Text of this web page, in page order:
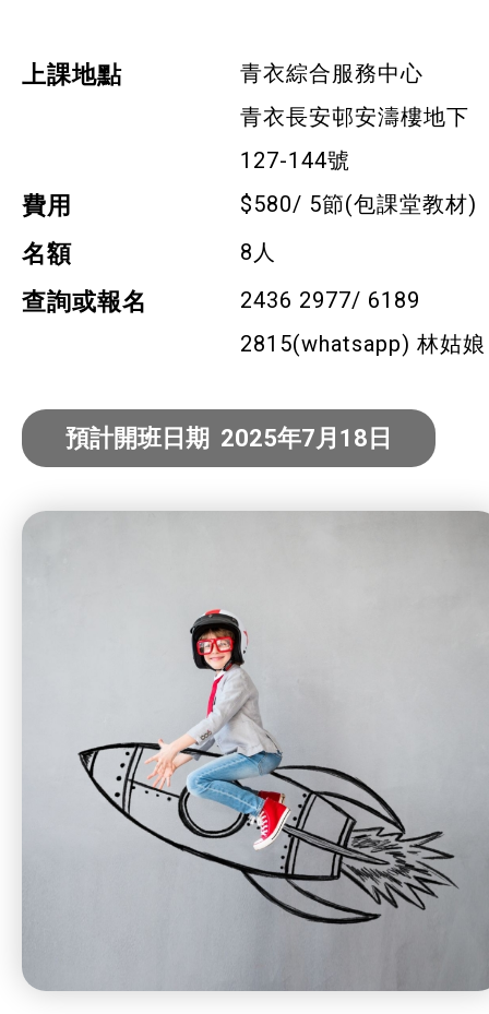
寵物護理及美容
社企項目
就業及求職
服務單位及聯絡
上課地點
青衣綜合服務中心
青衣長安邨安濤樓地下
127-144號
費用 $580/ 5節(包課堂教材)
名額 8人
查詢或報名
2436 2977/ 6189
2815(whatsapp) 林姑娘
預計開班日期 2025年7月18日